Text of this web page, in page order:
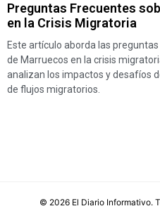
Preguntas Frecuentes
en la Crisis Migratoria
Este artículo aborda las
de Marruecos en la crisis
analizan los impactos y desafíos
de flujos migratorios.
© 2026 El Diario Informativo.